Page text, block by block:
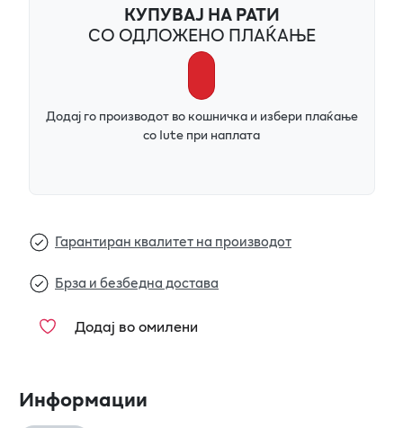
КУПУВАЈ НА РАТИ
СО ОДЛОЖЕНО ПЛАЌАЊЕ
Додај го производот во кошничка и избери плаќање
со Iute при наплата
Гарантиран квалитет на производот
Брза и безбедна достава
Додај во омилени
Информации